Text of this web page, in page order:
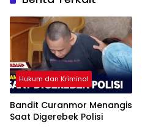
Hukum dan Kriminal
Bandit Curanmor Menangis
Saat Digerebek Polisi